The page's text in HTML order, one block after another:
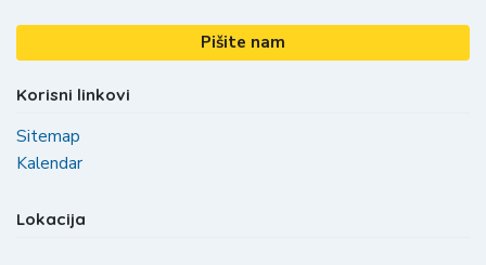
Pišite nam
Korisni linkovi
Sitemap
Kalendar
Lokacija